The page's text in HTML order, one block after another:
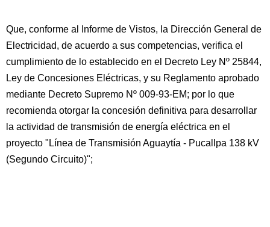
Que, conforme al Informe de Vistos, la Dirección General de
Electricidad, de acuerdo a sus competencias, verifica el
cumplimiento de lo establecido en el Decreto Ley Nº 25844,
Ley de Concesiones Eléctricas, y su Reglamento aprobado
mediante Decreto Supremo Nº 009-93-EM; por lo que
recomienda otorgar la concesión definitiva para desarrollar
la actividad de transmisión de energía eléctrica en el
proyecto "Línea de Transmisión Aguaytía - Pucallpa 138 kV
(Segundo Circuito)";